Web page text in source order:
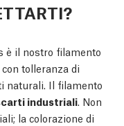
è il nostro filamento
tolleranza di
naturali. Il filamento
industriali. Non
la colorazione di